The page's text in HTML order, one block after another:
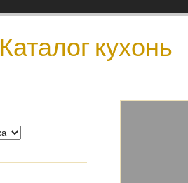
Каталог кухонь